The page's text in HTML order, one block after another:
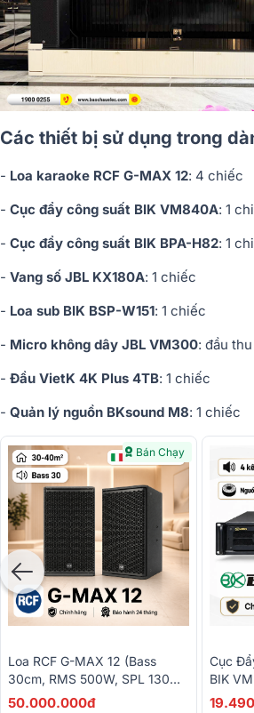
Các thiết bị sử dụng trong
- Loa karaoke RCF G-MAX 12: 4 chiếc
- Cục đẩy công suất BIK VM840A: 1
- Cục đẩy công suất BIK BPA-H82: 1
- Vang số JBL KX180A: 1 chiếc
- Loa sub BIK BSP-W151: 1 chiếc
- Micro không dây JBL VM300: đầu
- Đầu VietK 4K Plus 4TB: 1 chiếc
- Quản lý nguồn BKsound M8: 1 chiếc
Bán Chạy
Loa RCF G-MAX 12 (Bass
30cm, RMS 500W, SPL 130
DB, Designed And Engineered
50.000.000đ
Cục
BIK
Class